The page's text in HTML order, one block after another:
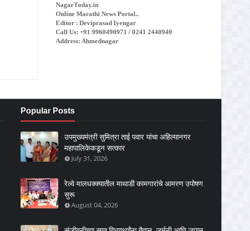
NagarToday.in
Online Marathi News Portal..
Editor : Deviprasad Iyengar
Call Us: +91 9960490971 / 0241 2440940
Address: Ahmednagar
Popular Posts
उपमुख्यमंत्री सुमित्रा ताई पवार यांचा अहिल्यानगर
महापालिकेकडून सत्कार
July 31, 2026
रेल्वे मालधक्क्यातील माथाडी कामगारांचे आमरण उपोषण
सुरू
August 04, 2026